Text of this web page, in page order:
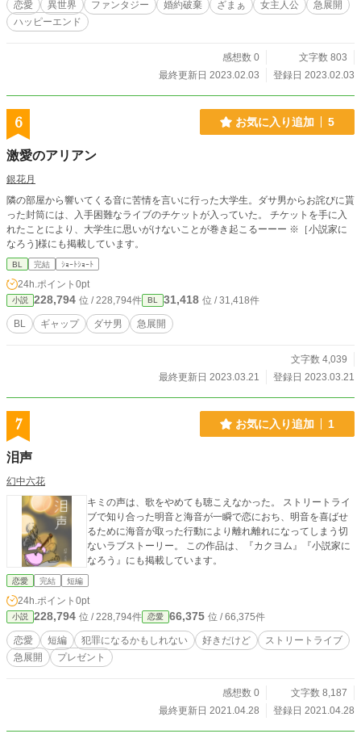
恋愛 異世界 ファンタジー 婚約破棄 ざまぁ 女主人公
急展開
ハッピーエンド
感想数 0
文字数 803
最終更新日 2023.02.03
登録日 2023.02.03
6 お気に入り追加 5
激愛のアリアン
銀花月
隣の部屋から響いてくる音に苦情を言いに行った大学生。ダサ男からお詫びに貰
った封筒には、入手困難なライブのチケットが入っていた。 チケットを手に入
れたことにより、大学生に思いがけないことが巻き起こるーーー ※［小説家に
なろう]様にも掲載しています。
BL 完結 ｼｮｰﾄｼｮｰﾄ
24h.ポイント 0pt
小説 228,794 位 / 228,794件 BL 31,418 位 / 31,418件
BL ギャップ ダサ男 急展開
文字数 4,039
最終更新日 2023.03.21
登録日 2023.03.21
7 お気に入り追加 1
泪声
幻中六花
キミの声は、歌をやめても聴こえなかった。 ストリートライ
ブで知り合った明音と海音が一瞬で恋におち、明音を喜ばせ
るために海音が取った行動により離れ離れになってしまう切
ないラブストーリー。 この作品は、『カクヨム』『小説家に
なろう』にも掲載しています。
恋愛 完結 短編
24h.ポイント 0pt
小説 228,794 位 / 228,794件 恋愛 66,375 位 / 66,375件
恋愛 短編 犯罪になるかもしれない 好きだけど
ストリートライブ
急展開
プレゼント
感想数 0
文字数 8,187
最終更新日 2021.04.28
登録日 2021.04.28